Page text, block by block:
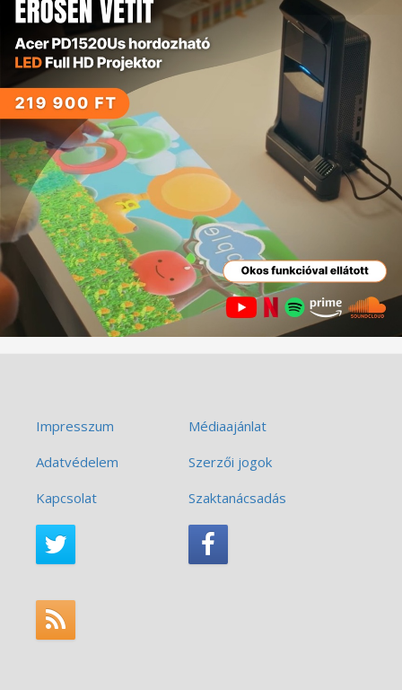
Impresszum
Médiaajánlat
Adatvédelem
Szerzői jogok
Kapcsolat
Szaktanácsadás